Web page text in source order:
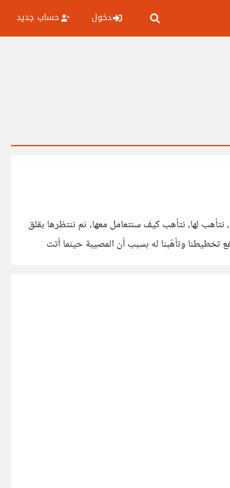
دخول حساب جديد
لها، نتأهب كيف سنتعامل معها، ثم ننتظرها بقلق
تخطيطنا وتأهّبنا له بسبب أن المصيبة حينما أتت